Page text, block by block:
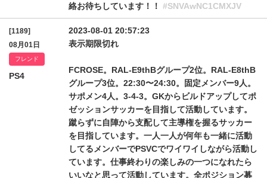
絡お待ちしています！！ #SNVAwNC1CMXJV
[1189]
08月01日
フレンド
PS4
2023-08-01 20:57:23
表示期限切れ
FCROSE。RAL-E9thBグループ2位。RAL-E8thB
グループ3位。22:30〜24:30。固定メンバー9人。
サポメン4人。3-4-3。GKからビルドアップしてポ
ゼッションサッカーを目指して活動しています。
蹴らずに自陣から支配して主導権を握るサッカー
を目指しています。一人一人が何年も一緒に活動
してるメンバーでPSVCでワイワイしながら活動し
ています。仕事終わりの楽しみの一つになれたら
いいなと思って活動しています。全ポジション募